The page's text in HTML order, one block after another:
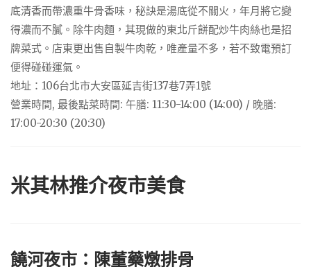
底清香而帶濃重牛骨香味，秘訣是湯底從不關火，年月將它變
得濃而不膩。除牛肉麵，其現做的東北斤餅配炒牛肉絲也是招
牌菜式。店東更出售自製牛肉乾，唯產量不多，若不致電預訂
便得碰碰運氣。
地址：106台北市大安區延吉街137巷7弄1號
營業時間, 最後點菜時間: 午膳: 11:30-14:00 (14:00) / 晚膳:
17:00-20:30 (20:30)
米其林推介夜市美食
饒河夜市： 陳董藥燉排骨